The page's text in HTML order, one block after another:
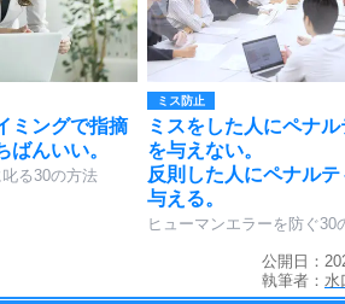
ミングで指摘
ばんいい。
る30の方法
ミス防止
ミスをした人にペナ
を与えない。
反則した人にペナル
与える。
ヒューマンエラーを防ぐ30
公開日：
執筆者： 水